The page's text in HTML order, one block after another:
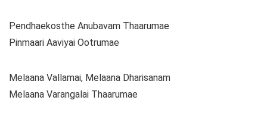
Pendhaekosthe Anubavam Thaarumae
Pinmaari Aaviyai Ootrumae
Melaana Vallamai, Melaana Dharisanam
Melaana Varangalai Thaarumae